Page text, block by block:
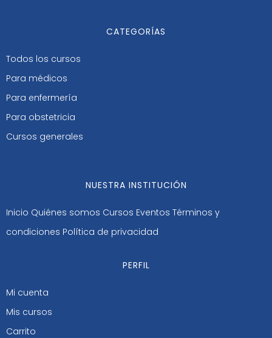
CATEGORÍAS
Todos los cursos
Para médicos
Para enfermería
Para obstetricia
Cursos generales
NUESTRA INSTITUCIÓN
Inicio Quiénes somos Cursos Eventos Términos y
condiciones Política de privacidad
PERFIL
Mi cuenta
Mis cursos
Carrito